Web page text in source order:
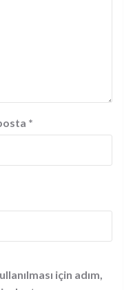
*
için adım,